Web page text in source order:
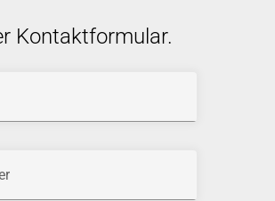
Kontaktformular.